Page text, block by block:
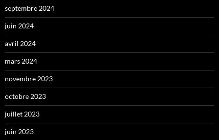
septembre 2024
juin 2024
avril 2024
mars 2024
novembre 2023
octobre 2023
juillet 2023
juin 2023